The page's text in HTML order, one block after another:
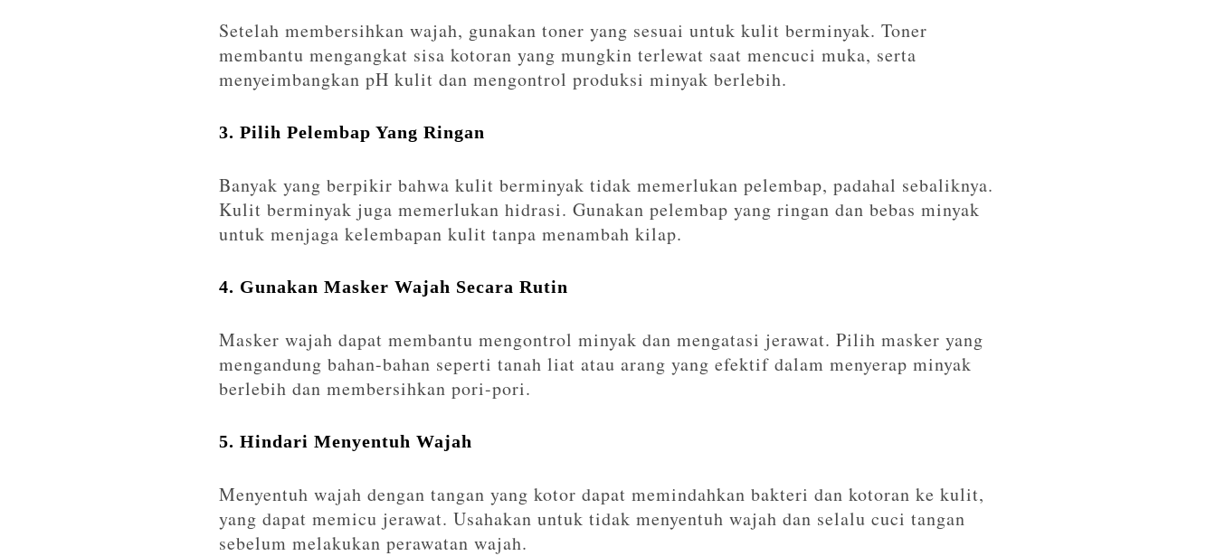
Setelah membersihkan wajah, gunakan toner yang sesuai untuk kulit berminyak. Toner
membantu mengangkat sisa kotoran yang mungkin terlewat saat mencuci muka, serta
menyeimbangkan pH kulit dan mengontrol produksi minyak berlebih.
3. Pilih Pelembap Yang Ringan
Banyak yang berpikir bahwa kulit berminyak tidak memerlukan pelembap, padahal sebaliknya.
Kulit berminyak juga memerlukan hidrasi. Gunakan pelembap yang ringan dan bebas minyak
untuk menjaga kelembapan kulit tanpa menambah kilap.
4. Gunakan Masker Wajah Secara Rutin
Masker wajah dapat membantu mengontrol minyak dan mengatasi jerawat. Pilih masker yang
mengandung bahan-bahan seperti tanah liat atau arang yang efektif dalam menyerap minyak
berlebih dan membersihkan pori-pori.
5. Hindari Menyentuh Wajah
Menyentuh wajah dengan tangan yang kotor dapat memindahkan bakteri dan kotoran ke kulit,
yang dapat memicu jerawat. Usahakan untuk tidak menyentuh wajah dan selalu cuci tangan
sebelum melakukan perawatan wajah.